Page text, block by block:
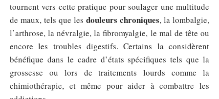
tournent vers cette pratique pour soulager une multitude
de maux, tels que les douleurs chroniques, la lombalgie,
l’arthrose, la névralgie, la fibromyalgie, le mal de tête ou
encore les troubles digestifs. Certains la considèrent
bénéfique dans le cadre d’états spécifiques tels que la
grossesse ou lors de traitements lourds comme la
chimiothérapie, et même pour aider à combattre les